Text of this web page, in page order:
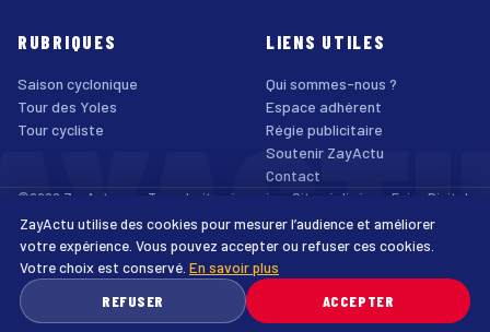
RUBRIQUES
Saison cyclonique
Tour des Yoles
Tour cycliste
LIENS UTILES
Qui sommes-nous ?
Espace adhérent
Régie publicitaire
Soutenir ZayActu
Contact
©2026 ZayActu.org. Tous droits réservés. · Site réalisé par Enjoy Digital
Agency
Mentions légales
Confidentialité Cookies Accessibilité
ZayActu utilise des cookies pour mesurer l’audience et améliorer
votre expérience. Vous pouvez accepter ou refuser ces cookies.
Votre choix est conservé. En savoir plus
REFUSER
ACCEPTER